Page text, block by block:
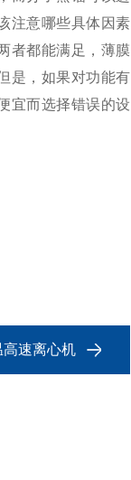
注意哪些具体因素
者都能满足，薄膜
是，如果对功能有
宜而选择错误的设
速离心机